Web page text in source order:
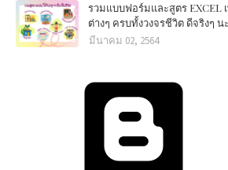
รวมแบบฟอร์มและสูตร EXCEL
ต่างๆ ครบทั้งวงจรชีวิต ดีจริงๆ นะ
มีนาคม 02, 2564